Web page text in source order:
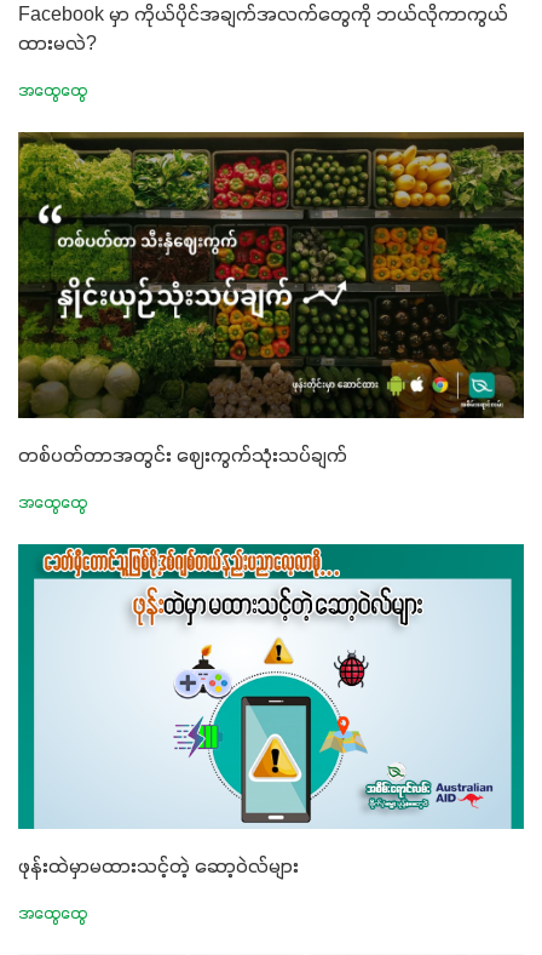
Facebook မှာ ကိုယ်ပိုင်အချက်အလက်တွေကို ဘယ်လိုကာကွယ်
ထားမလဲ?
အထွေထွေ
တစ်ပတ်တာအတွင်း ဈေးကွက်သုံးသပ်ချက်
အထွေထွေ
ဖုန်းထဲမှာမထားသင့်တဲ့ ဆော့ဝဲလ်များ
အထွေထွေ